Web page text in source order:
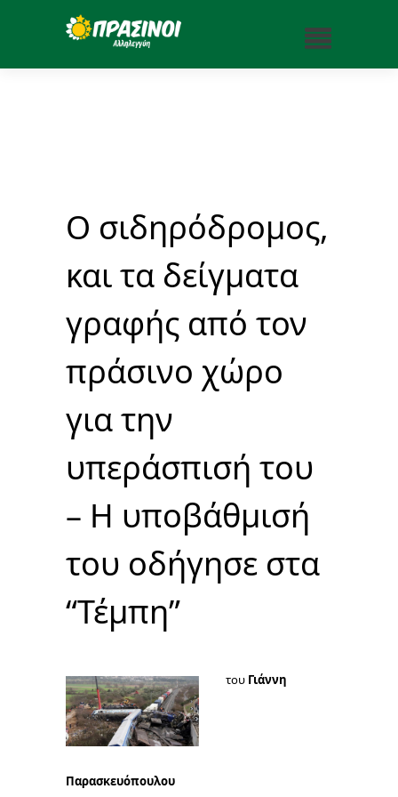
Ο σιδηρόδρομος,
και τα δείγματα
γραφής από τον
πράσινο χώρο
για την
υπεράσπισή του
– Η υποβάθμισή
του οδήγησε στα
“Τέμπη”
του Γιάννη
Παρασκευόπουλου